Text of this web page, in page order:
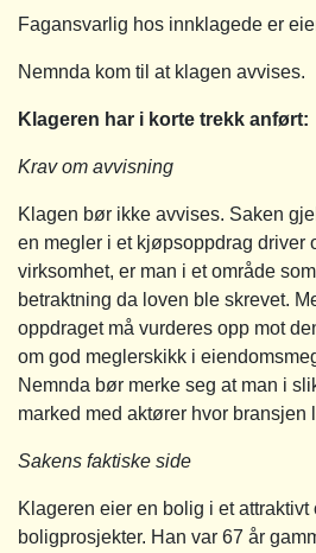
Fagansvarlig hos innklagede er
Nemnda kom til at klagen avvises.
Klageren har i korte trekk anført:
Krav om avvisning
Klagen bør ikke avvises. Saken
en megler i et kjøpsoppdrag driver
virksomhet, er man i et område
betraktning da loven ble skrevet.
oppdraget må vurderes opp mot
om god meglerskikk i
Nemnda bør merke seg at man i
marked med aktører hvor bransjen
Sakens faktiske side
Klageren eier en bolig i et
boligprosjekter. Han var 67 år